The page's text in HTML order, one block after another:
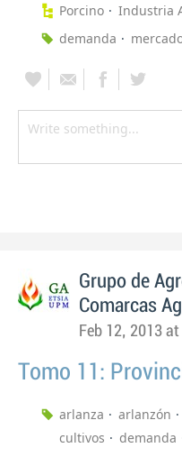
Porcino
Industria
demanda
Grupo de
Comarcas
Feb 12, 2013
Tomo 11:
arlanza arlanzón
cultivos
demanda